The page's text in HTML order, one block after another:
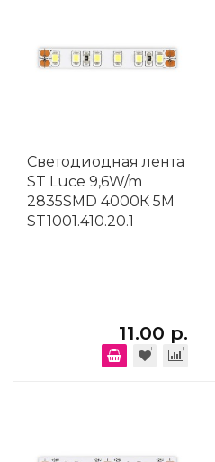
Светодиодная лента
ST Luce 9,6W/m
2835SMD 4000К 5M
ST1001.410.20.1
11.00 р.